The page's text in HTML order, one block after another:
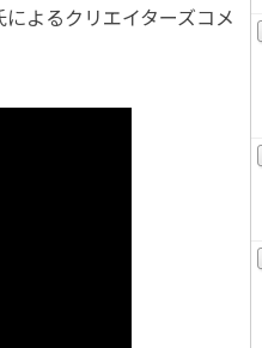
よるクリエイターズコメ